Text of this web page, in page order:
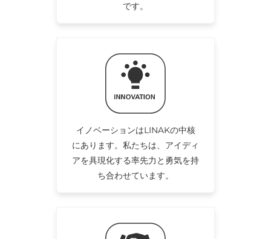
です。
イノベーションはLINAKの中核
にあります。私たちは、アイディ
アを具現化する率先力と勇気を持
ち合わせています。